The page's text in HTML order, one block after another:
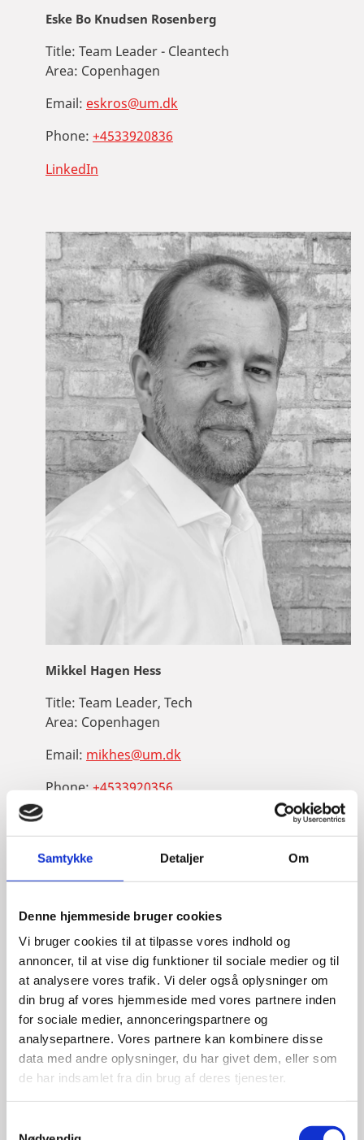
Samtykke Detaljer Om
Denne hjemmeside bruger cookies
Vi bruger cookies til at tilpasse vores indhold og
annoncer, til at vise dig funktioner til sociale medier og til
at analysere vores trafik. Vi deler også oplysninger om
din brug af vores hjemmeside med vores partnere inden
for sociale medier, annonceringspartnere og
analysepartnere. Vores partnere kan kombinere disse
data med andre oplysninger, du har givet dem, eller som
de har indsamlet fra din brug af deres tjenester.
Eske Bo Knudsen Rosenberg
Title: Team Leader - Cleantech
Area: Copenhagen
Email: eskros@um.dk
Phone: +4533920836
LinkedIn
Mikkel Hagen Hess
Title: Team Leader, Tech
Area: Copenhagen
Email: mikhes@um.dk
Phone:+4533920356
LinkedIn